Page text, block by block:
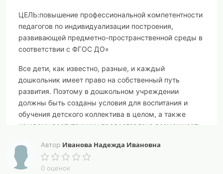
ЦЕЛЬ:повышение профессиональной компетентности
педагогов по индивидуализации построения,
развивающей предметно-пространственной среды в
соответствии с ФГОС ДО»
Все дети, как известно, разные, и каждый
дошкольник имеет право на собственный путь
развития. Поэтому в дошкольном учреждении
должны быть созданы условия для воспитания и
обучения детского коллектива в целом, а также
каждому воспитаннику предоставлена возможность
Стандарт ориентирует
индивидуальности и инициативы детей, построение
Автор Иванова Надежда Ивановна
0 оценок